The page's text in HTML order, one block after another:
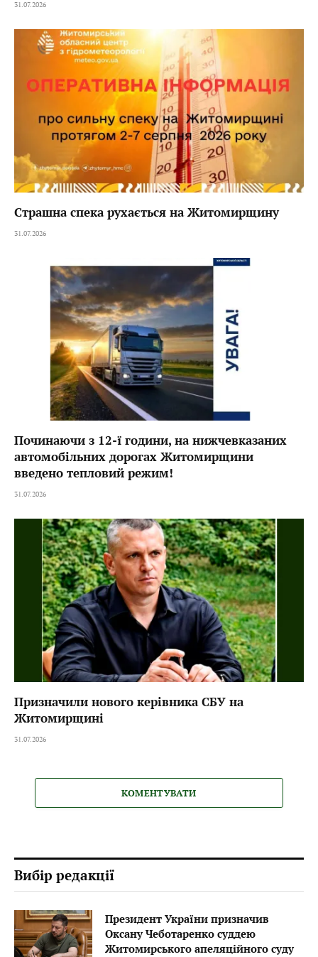
31.07.2026
Страшна спека рухається на Житомирщину
31.07.2026
Починаючи з 12-ї години, на нижчевказаних
автомобільних дорогах Житомирщини
введено тепловий режим!
31.07.2026
Призначили нового керівника СБУ на
Житомирщині
31.07.2026
КОМЕНТУВАТИ
Вибір редакції
Президент України призначив
Оксану Чеботаренко суддею
Житомирського апеляційного суду